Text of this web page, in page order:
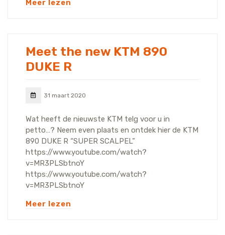
Meer lezen
Meet the new KTM 890
DUKE R
31 maart 2020
Wat heeft de nieuwste KTM telg voor u in
petto…? Neem even plaats en ontdek hier de KTM
890 DUKE R “SUPER SCALPEL”
https://www.youtube.com/watch?
v=MR3PLSbtnoY
https://www.youtube.com/watch?
v=MR3PLSbtnoY
Meer lezen